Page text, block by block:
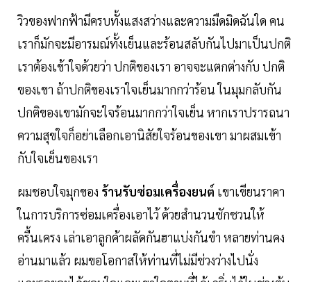
วิวของฟากฟ้ามีครบทั้งแสงสว่างและความมืดมิดฉันใด คน
เราก็มักจะมีอารมณ์ทั้งเย็นและร้อนสลับกันไปมาเป็นปกติ
เราต้องเข้าใจด้วยว่า ปกติของเรา อาจจะแตกต่างกับ ปกติ
ของเขา ถ้าปกติของเราใจเย็นมากกว่าร้อน ในมุมกลับกัน
ปกติของเขามักจะใจร้อนมากกว่าใจเย็น หากเราปรารถนา
ความสุขใจก็อย่าเลือกเอานิสัยใจร้อนของเขา มาผสมเข้า
กับใจเย็นของเรา
ผมชอบใจมุกของ ร้านรับซ่อมเครื่องยนต์ เขาเขียนราคา
ในการบริการซ่อมเครื่องเอาไว้ ด้วยสำนวนชักชวนให้
ครื้นเครง เล่าเอาลูกค้าผลัดกันฮาแบ่งกันขำ หลายท่านคง
อ่านมาแล้ว ผมขอโอกาสให้ท่านที่ไม่มีช่วงว่างไปนั่ง